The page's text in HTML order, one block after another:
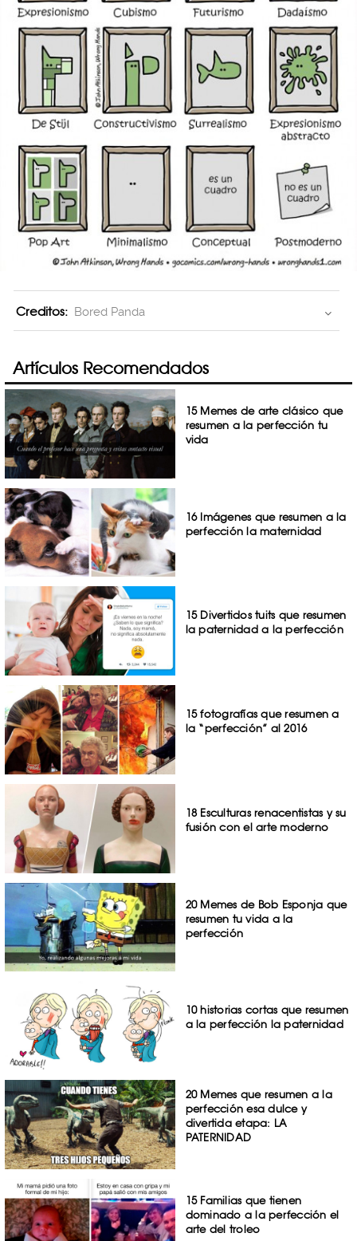
Creditos: Bored Panda
Artículos Recomendados
15 Memes de arte clásico que
resumen a la perfección tu
vida
16 Imágenes que resumen a la
perfección la maternidad
15 Divertidos tuits que resumen
la paternidad a la perfección
15 fotografías que resumen a
la “perfección” al 2016
18 Esculturas renacentistas y su
fusión con el arte moderno
20 Memes de Bob Esponja que
resumen tu vida a la
perfección
10 historias cortas que resumen
a la perfección la paternidad
20 Memes que resumen a la
perfección esa dulce y
divertida etapa: LA
PATERNIDAD
15 Familias que tienen
dominado a la perfección el
arte del troleo